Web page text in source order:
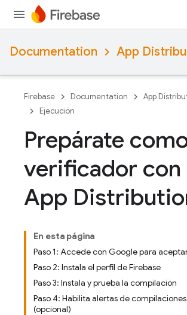
Documentation App
Firebase Documentation
App
Ejecución
Prepárate
verificador con
App
En esta página
Paso 1: Accede con Google para
Paso 2: Instala el perfil de Firebase
Paso 3: Instala y prueba la compilación
Paso 4: Habilita alertas de
(opcional)